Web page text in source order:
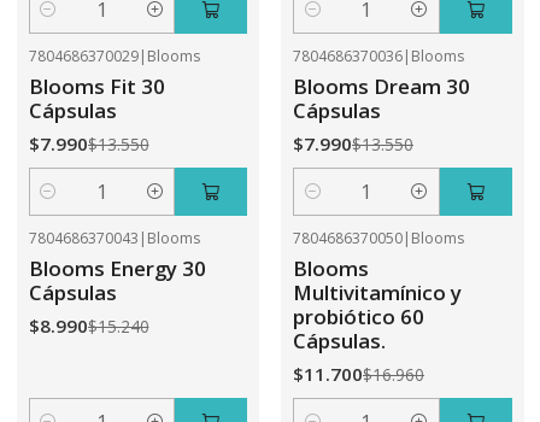
Cantidad Cantidad
7804686370029| Blooms
Blooms Fit 30
Cápsulas
$7.990$13.550
Cantidad
7804686370036| Blooms
Blooms Dream 30
Cápsulas
$7.990$13.550
Cantidad
7804686370043 | Blooms
Blooms Energy 30
Cápsulas
$8.990$15.240
7804686370050| Blooms
Blooms
Multivitamínico y
probiótico 60
Cápsulas.
$11.700$16.960